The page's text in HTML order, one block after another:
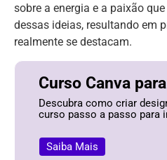
sobre a energia e a paixão
dessas ideias, resultando em
realmente se destacam.
Curso Canva
Descubra como criar
curso passo a passo para
Saiba Mais